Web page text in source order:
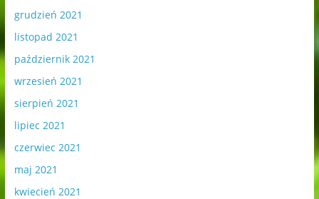
grudzień 2021
listopad 2021
październik 2021
wrzesień 2021
sierpień 2021
lipiec 2021
czerwiec 2021
maj 2021
kwiecień 2021